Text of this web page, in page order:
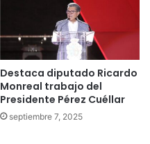
Destaca diputado Ricardo
Monreal trabajo del
Presidente Pérez Cuéllar
septiembre 7, 2025